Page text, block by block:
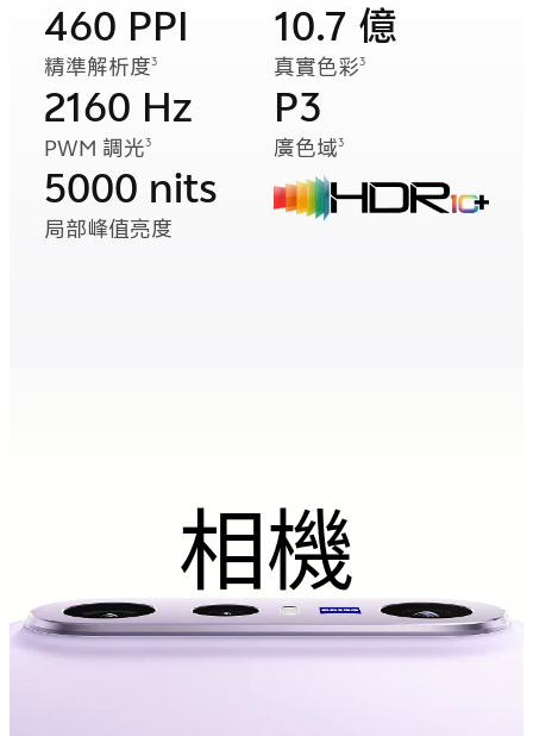
460 PPI
精準解析度3
10.7 億
真實色彩3
2160 Hz
PWM 調光3
P3
廣色域3
5000 nits
局部峰值亮度
相機